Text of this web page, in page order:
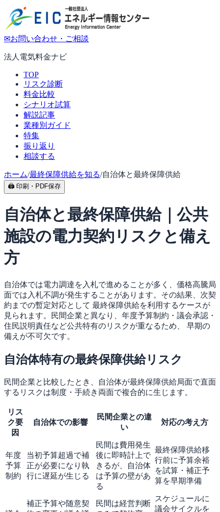
✉お問い合わせ・ご相談
法人電気料金ナビ
TOP
リスク診断
料金比較
シナリオ試算
解説記事
業種別ガイド
特集
振り返り
相談する
ホーム/最終保障供給を知る/自治体と最終保障供給
🖨 印刷・PDF保存
自治体と最終保障供給｜公共
施設の電力契約リスクと備え
方
自治体では電力調達を入札で進めることが多く、価格高騰局
面では入札不調が発生することがあります。その結果、次契
約までの暫定対応として 最終保障供給を利用するケースが
見られます。民間企業と異なり、年度予算制約・議会承認・
住民説明責任など公共特有のリスクが重なるため、 早期の
備えが不可欠です。
自治体特有の最終保障供給リスク
民間企業と比較したとき、自治体が最終保障供給局面で直面
するリスクは制度・手続き両面で複合的に生じます。
リス
ク要
因
自治体での影響
民間企業との違
い
対応の考え方
年度
予算
制約
当初予算超過で補
正が必要になり執
行に遅延が生じる
民間は費用発生
後に即時計上で
きるが、自治体
は予算の壁があ
る
最終保障供給移
行前に予算余裕
を試算・補正予
算を早期準備
補正予算や随意契
民間は経営判断
スケジュールに
議会サイクルを